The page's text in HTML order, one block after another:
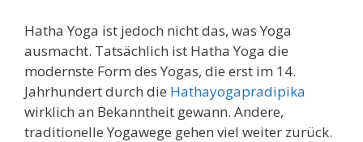
Hatha Yoga ist jedoch nicht das, was Yoga
ausmacht. Tatsächlich ist Hatha Yoga die
modernste Form des Yogas, die erst im 14.
Jahrhundert durch die Hathayogapradipika
wirklich an Bekanntheit gewann. Andere,
traditionelle Yogawege gehen viel weiter zurück.